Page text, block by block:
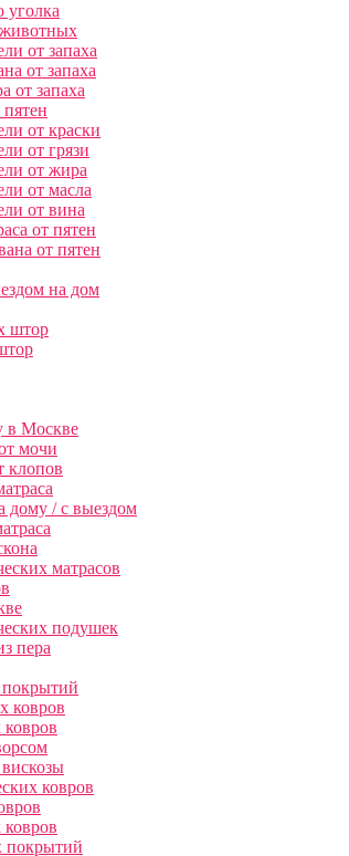
уголка
животных
от запаха
от запаха
от запаха
от краски
от грязи
от жира
от масла
от вина
от пятен
от пятен
на дом
штор
в Москве
мочи
клопов
дому / с выездом
матрасов
подушек
пера
ковров
ковров
покрытий